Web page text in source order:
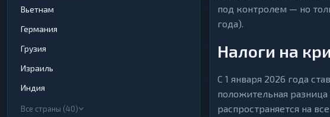
под контролем — но
года).
Налоги на
С 1 января 2026 года
положительная
распространяется на
Вьетнам
Германия
Грузия
Израиль
Индия
Все страны (40)
Банковские счета
Денежные
2▶
17▶